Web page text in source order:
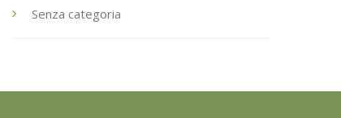
Senza categoria